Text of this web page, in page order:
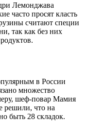
Лемонджава
часто просят класть
считают специи
так как без них
в России
множество
шеф-повар Мамия
решили, что на
быть 28 складок.